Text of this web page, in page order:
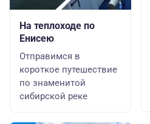
На теплоходе по
Енисею
Отправимся в
короткое путешествие
по знаменитой
сибирской реке